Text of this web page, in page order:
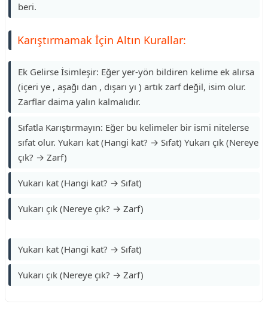
beri.
Karıştırmamak İçin Altın Kurallar:
Ek Gelirse İsimleşir: Eğer yer-yön bildiren kelime ek alırsa
(içeri ye , aşağı dan , dışarı yı ) artık zarf değil, isim olur.
Zarflar daima yalın kalmalıdır.
Sıfatla Karıştırmayın: Eğer bu kelimeler bir ismi nitelerse
sıfat olur. Yukarı kat (Hangi kat? → Sıfat) Yukarı çık (Nereye
çık? → Zarf)
Yukarı kat (Hangi kat? → Sıfat)
Yukarı çık (Nereye çık? → Zarf)
Yukarı kat (Hangi kat? → Sıfat)
Yukarı çık (Nereye çık? → Zarf)